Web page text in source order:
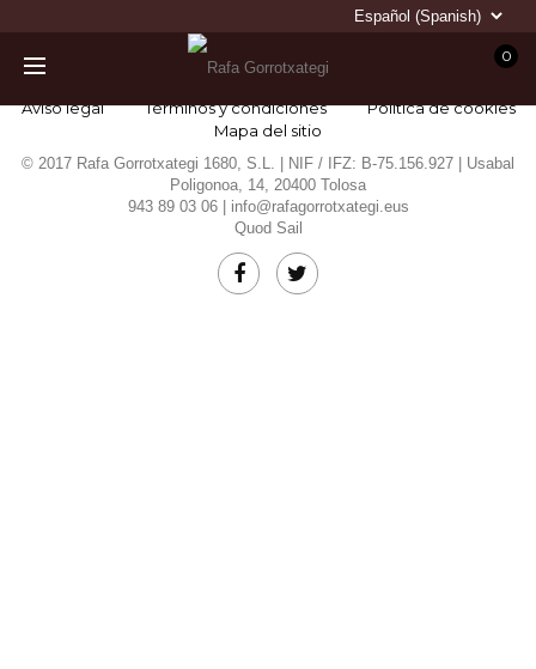
0
Aviso legal Términos y condiciones
Política de cookies
Mapa del sitio
© 2017 Rafa Gorrotxategi 1680, S.L. | NIF / IFZ: B-75.156.927 | Usabal
Poligonoa, 14, 20400 Tolosa
943 89 03 06 | info@rafagorrotxategi.eus
Quod Sail